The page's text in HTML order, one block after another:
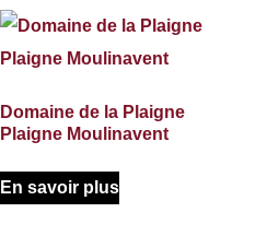
Domaine de la Plaigne
Plaigne Moulinavent
En savoir plus